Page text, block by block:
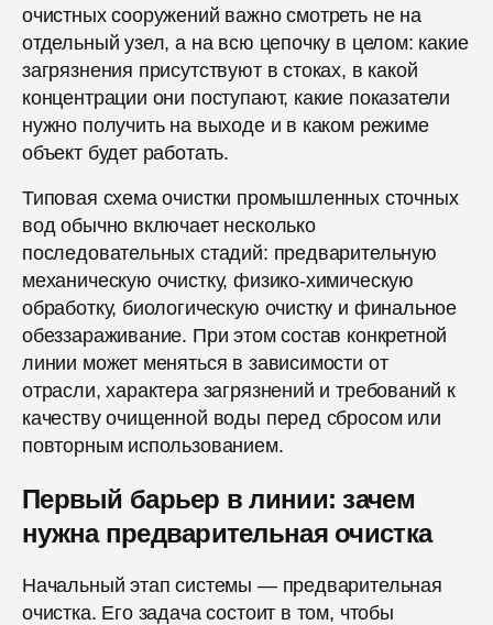
очистных сооружений важно смотреть не на
отдельный узел, а на всю цепочку в целом: какие
загрязнения присутствуют в стоках, в какой
концентрации они поступают, какие показатели
нужно получить на выходе и в каком режиме
объект будет работать.
Типовая схема очистки промышленных сточных
вод обычно включает несколько
последовательных стадий: предварительную
механическую очистку, физико-химическую
обработку, биологическую очистку и финальное
обеззараживание. При этом состав конкретной
линии может меняться в зависимости от
отрасли, характера загрязнений и требований к
качеству очищенной воды перед сбросом или
повторным использованием.
Первый барьер в линии: зачем
нужна предварительная очистка
Начальный этап системы — предварительная
очистка. Его задача состоит в том, чтобы